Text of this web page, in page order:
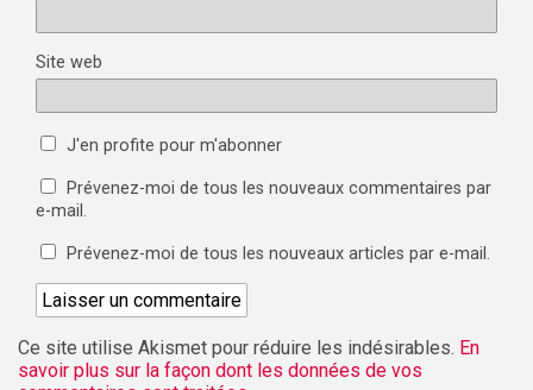
Site web
J'en profite pour m'abonner
Prévenez-moi de tous les nouveaux commentaires par
e-mail.
Prévenez-moi de tous les nouveaux articles par e-mail.
Ce site utilise Akismet pour réduire les indésirables. En
savoir plus sur la façon dont les données de vos